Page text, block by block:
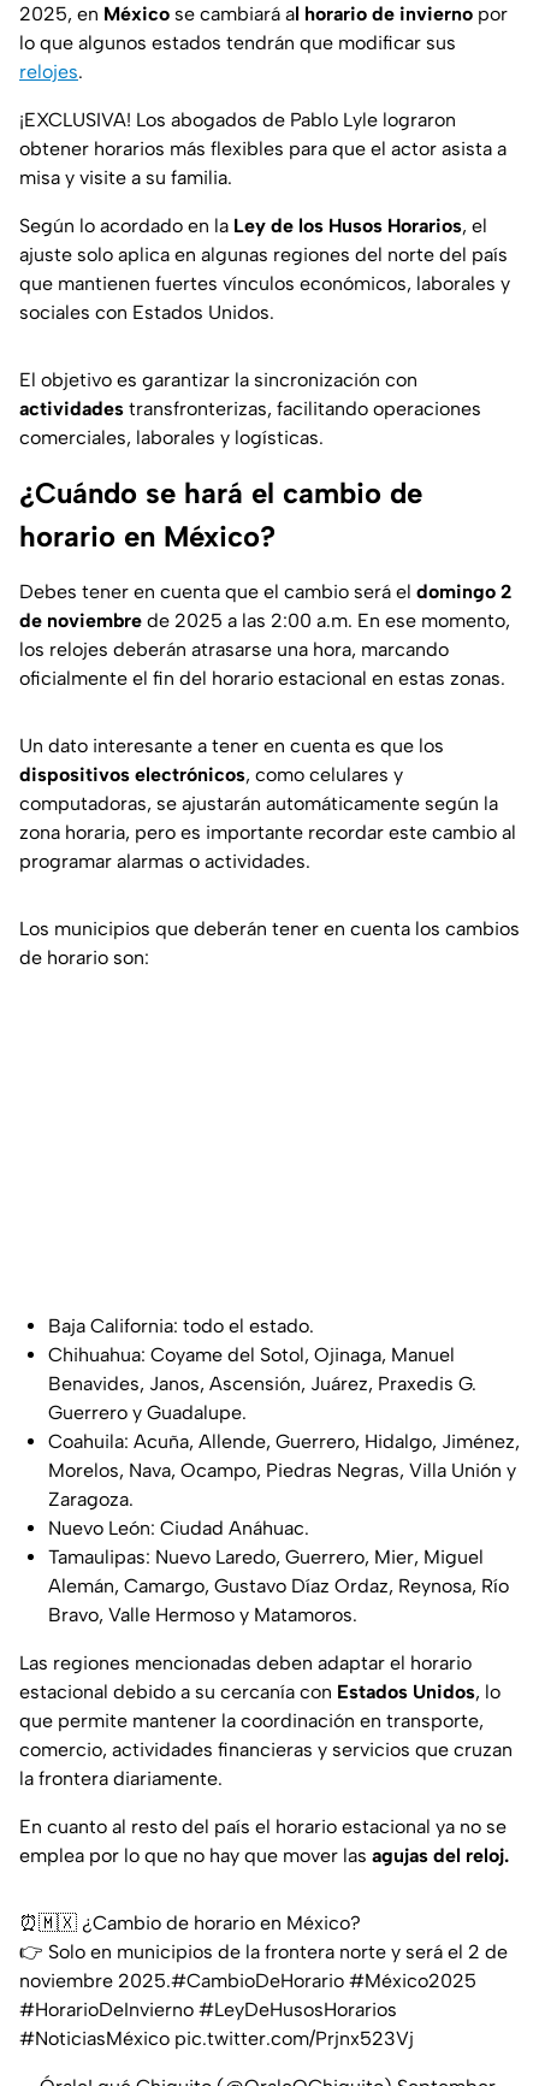
2025, en México se cambiará al horario de invierno por
lo que algunos estados tendrán que modificar sus
relojes.
¡EXCLUSIVA! Los abogados de Pablo Lyle lograron
obtener horarios más flexibles para que el actor asista a
misa y visite a su familia.
Según lo acordado en la Ley de los Husos Horarios, el
ajuste solo aplica en algunas regiones del norte del país
que mantienen fuertes vínculos económicos, laborales y
sociales con Estados Unidos.
El objetivo es garantizar la sincronización con
actividades transfronterizas, facilitando operaciones
comerciales, laborales y logísticas.
¿Cuándo se hará el cambio de
horario en México?
Debes tener en cuenta que el cambio será el domingo 2
de noviembre de 2025 a las 2:00 a.m. En ese momento,
los relojes deberán atrasarse una hora, marcando
oficialmente el fin del horario estacional en estas zonas.
Un dato interesante a tener en cuenta es que los
dispositivos electrónicos, como celulares y
computadoras, se ajustarán automáticamente según la
zona horaria, pero es importante recordar este cambio al
programar alarmas o actividades.
Los municipios que deberán tener en cuenta los cambios
de horario son:
Baja California: todo el estado.
Chihuahua: Coyame del Sotol, Ojinaga, Manuel
Benavides, Janos, Ascensión, Juárez, Praxedis G.
Guerrero y Guadalupe.
Coahuila: Acuña, Allende, Guerrero, Hidalgo, Jiménez,
Morelos, Nava, Ocampo, Piedras Negras, Villa Unión y
Zaragoza.
Nuevo León: Ciudad Anáhuac.
Tamaulipas: Nuevo Laredo, Guerrero, Mier, Miguel
Alemán, Camargo, Gustavo Díaz Ordaz, Reynosa, Río
Bravo, Valle Hermoso y Matamoros.
Las regiones mencionadas deben adaptar el horario
estacional debido a su cercanía con Estados Unidos, lo
que permite mantener la coordinación en transporte,
comercio, actividades financieras y servicios que cruzan
la frontera diariamente.
En cuanto al resto del país el horario estacional ya no se
emplea por lo que no hay que mover las agujas del reloj.
⏰🇲🇽 ¿Cambio de horario en México?
👉 Solo en municipios de la frontera norte y será el 2 de
noviembre 2025.#CambioDeHorario #México2025
#HorarioDeInvierno #LeyDeHusosHorarios
#NoticiasMéxico pic.twitter.com/Prjnx523Vj